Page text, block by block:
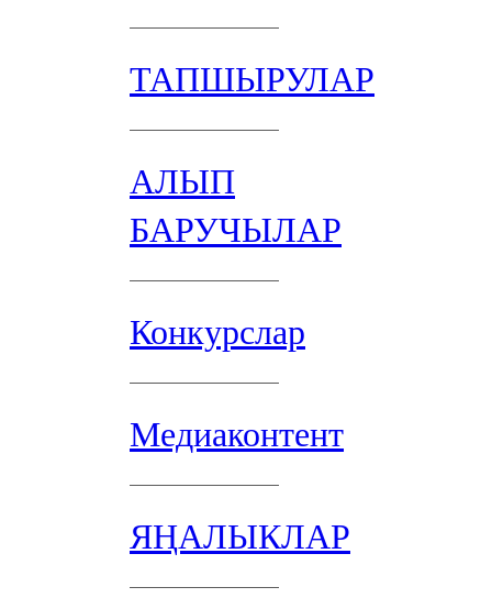
ТАПШЫРУЛАР
АЛЫП
БАРУЧЫЛАР
Конкурслар
Медиаконтент
ЯҢАЛЫКЛАР